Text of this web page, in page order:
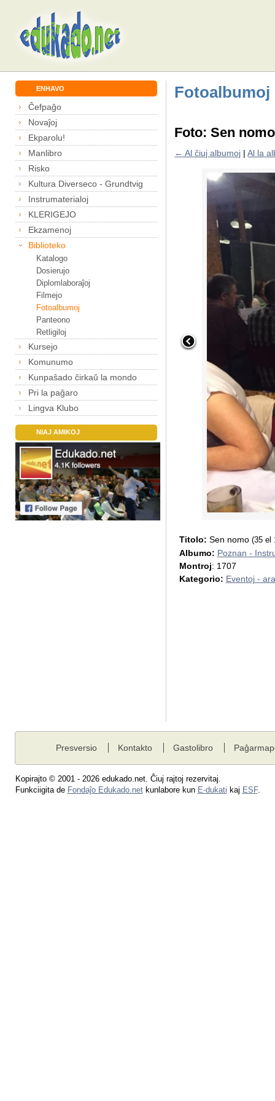
ENHAVO
Ĉefpaĝo
Novaĵoj
Ekparolu!
Manlibro
Risko
Kultura Diverseco - Grundtvig
Instrumaterialoj
KLERIGEJO
Ekzamenoj
Biblioteko
Katalogo
Dosierujo
Diplomlaboraĵoj
Filmejo
Fotoalbumoj
Panteono
Retligiloj
Kursejo
Komunumo
Kunpaŝado ĉirkaŭ la mondo
Pri la paĝaro
Lingva Klubo
NIAJ AMIKOJ
Fotoalbumoj
Foto: Sen nomo
← Al ĉiuj albumoj |Al la
Titolo: Sen nomo (35 el
Albumo: Poznan -
Montroj: 1707
Kategorio: Eventoj -
Presversio Kontakto Gastolibro
Kopirajto © 2001 - 2026 edukado.net. Ĉiuj rajtoj rezervitaj.
Funkciigita de Fondaĵo Edukado.netkunlabore kun E-dukati kaj ESF.